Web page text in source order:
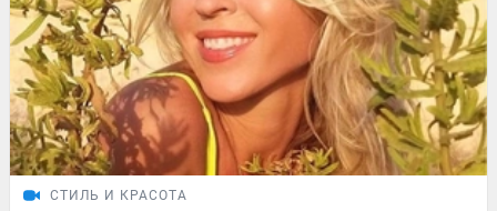
СТИЛЬ И КРАСОТА